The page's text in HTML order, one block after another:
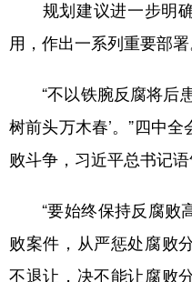
规划建议进一步明确
用，作出一系列重要部署
“不以铁腕反腐将后患
树前头万木春’。”四中
败斗争，习近平总书记
“要始终保持反腐败
败案件，从严惩处腐败
不退让，决不能让腐败